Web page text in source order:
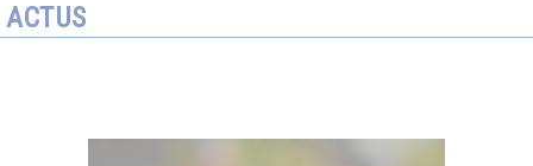
ACTUS